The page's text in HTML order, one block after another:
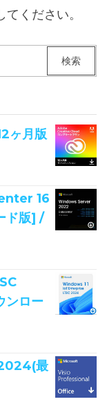
てください。
ヶ月版
16
ド版] /
ロー
最